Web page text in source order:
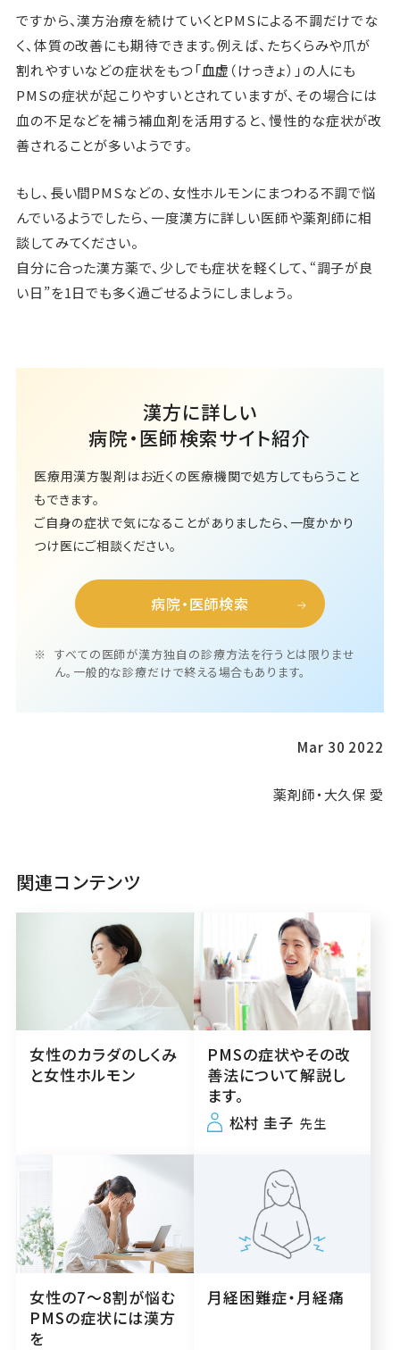
ですから、漢方治療を続けていくとPMSによる不調だけでな
く、体質の改善にも期待できます。例えば、たちくらみや爪が
割れやすいなどの症状をもつ「血虚 （けっきょ）」の人にも
PMSの症状が起こりやすいとされていますが、その場合には
血の不足などを補う補血剤を活用すると、慢性的な症状が改
善されることが多いようです。
もし、長い間PMSなどの、女性ホルモンにまつわる不調で悩
んでいるようでしたら、一度漢方に詳しい医師や薬剤師に相
談してみてください。
自分に合った漢方薬で、少しでも症状を軽くして、“調子が良
い日”を1日でも多く過ごせるようにしましょう。
漢方に詳しい
病院・医師検索サイト紹介
医療用漢方製剤はお近くの医療機関で処方してもらうこと
もできます。
ご自身の症状で気になることがありましたら、一度かかり
つけ医にご相談ください。
病院・医師検索
すべての医師が漢方独自の診療方法を行うとは限りませ
ん。一般的な診療だけで終える場合もあります。
Mar 30 2022
薬剤師・大久保 愛
関連コンテンツ
女性のカラダのしくみ
と女性ホルモン
PMSの症状やその改
善法について解説し
ます。
松村 圭子 先生
女性の7〜8割が悩む
PMSの症状には漢方
を
月経困難症・月経痛